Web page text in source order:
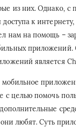
из них. Однако, с
к
нам на помощь –
приложений.
является
мобильное
с целью помочь
они любят. Суть